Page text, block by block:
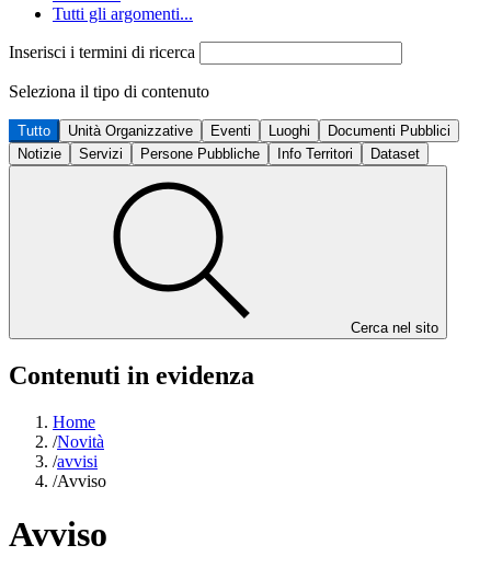
Tutti gli argomenti...
Inserisci i termini di ricerca
Seleziona il tipo di contenuto
Tutto Unità Organizzative Eventi Luoghi
Documenti Pubblici
Notizie
Servizi Persone Pubbliche Info Territori Dataset
Cerca nel sito
Contenuti in evidenza
Home
/Novità
/avvisi
/Avviso
Avviso